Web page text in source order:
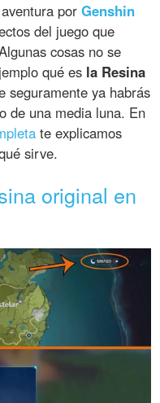
porGenshin
del juego que
cosas no se
qué es la Resina
seguramente ya habrás
de una media luna. En
te explicamos
sirve.
original en